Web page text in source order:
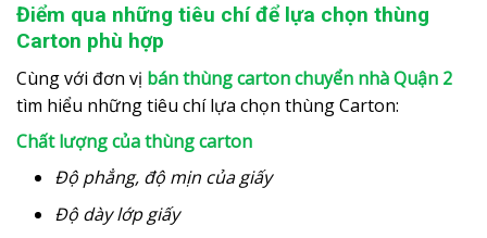
Điểm qua những tiêu chí để lựa chọn thùng
Carton phù hợp
Cùng với đơn vị bán thùng carton chuyển nhà Quận 2
tìm hiểu những tiêu chí lựa chọn thùng Carton:
Chất lượng của thùng carton
Độ phẳng, độ mịn của giấy
Độ dày lớp giấy